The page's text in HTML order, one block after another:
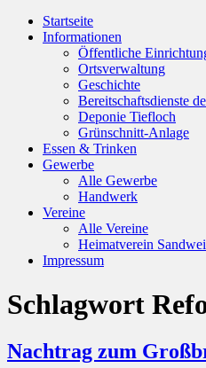
ein-/ausblenden
Startseite
Informationen
Öffentliche
Ortsverwaltung
Geschichte
Bereitschaftsdienste
Deponie Tiefloch
Grünschnitt-Anlage
Essen & Trinken
Gewerbe
Alle Gewerbe
Handwerk
Vereine
Alle Vereine
Heimatverein
Impressum
Schlagwort
Nachtrag zum